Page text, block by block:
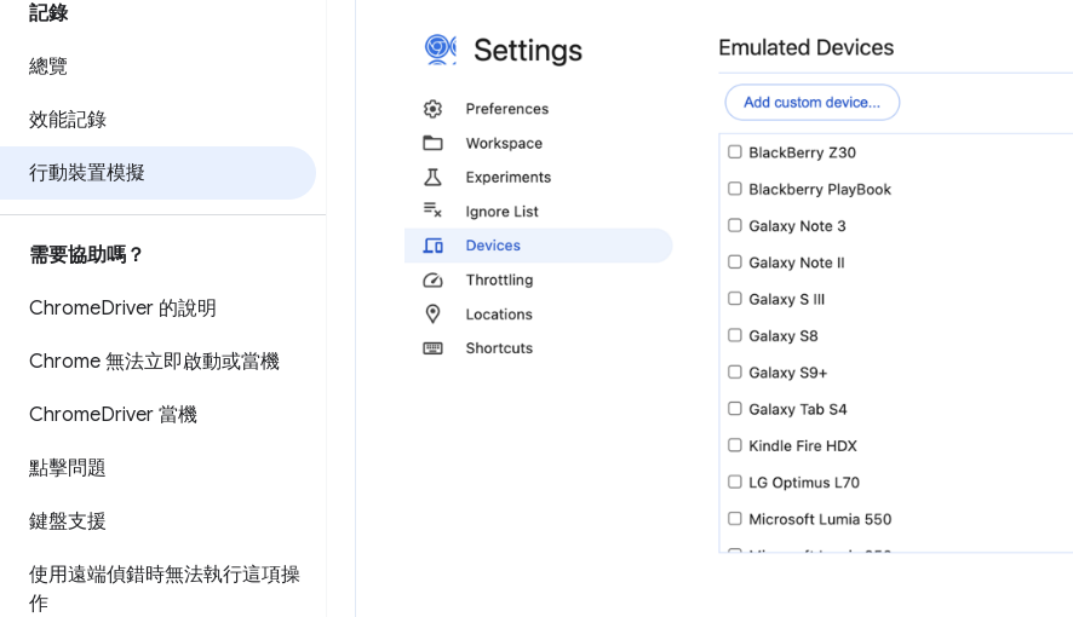
記錄
總覽
效能記錄
行動裝置模擬
需要協助嗎？
ChromeDriver 的說明
Chrome 無法立即啟動或當機
ChromeDriver 當機
點擊問題
鍵盤支援
使用遠端偵錯時無法執行這項操
作